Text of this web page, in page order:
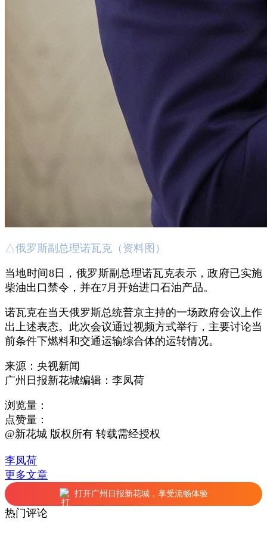
△俄罗斯副总理诺瓦克（资料图）
当地时间8日，俄罗斯副总理诺瓦克表示，政府已实施
柴油出口禁令，并在7月开始进口石油产品。
诺瓦克在当天俄罗斯总统普京主持的一场政府会议上作
出上述表态。此次会议通过视频方式举行，主要讨论当
前条件下燃料和交通运输综合体的运转情况。
来源：央视新闻
广州日报新花城编辑：李凤荷
浏览量：
点赞量：
@新花城 版权所有 转载需经授权
李凤荷
更多文章
打开广州日报新花城，享受流畅体验
热门评论